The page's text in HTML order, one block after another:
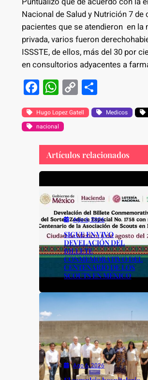
Nacional de Salud y Nutrición 7 de
pacientes que se atendieron en la
privada, varios fueron
ISSSTE, de ellos, más del 30 por
en consultorios adyacentes a
F
a
c
e
b
o
o
k
W
h
at
s
A
p
p
C
o
p
Li
n
k
S
h
ar
Hugo Lopez Gatell Medicos
nacional
Artículos relacionados
Ago 6, 2026
SIGUE EN VIVO
DEVELACIÓN DEL
BILLETE
CONMEMORATIVO DEL
CENTENARIO DE LOS
SCOUTS EN MÉXICO
Ago 6, 2026